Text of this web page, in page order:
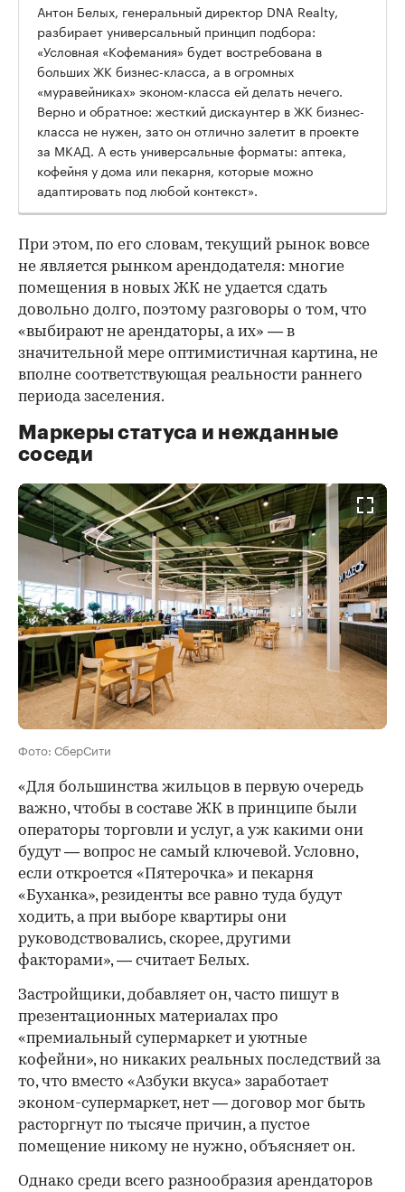
Антон Белых, генеральный директор DNA Realty,
разбирает универсальный принцип подбора:
«Условная «Кофемания» будет востребована в
больших ЖК бизнес-класса, а в огромных
«муравейниках» эконом-класса ей делать нечего.
Верно и обратное: жесткий дискаунтер в ЖК бизнес-
класса не нужен, зато он отлично залетит в проекте
за МКАД. А есть универсальные форматы: аптека,
кофейня у дома или пекарня, которые можно
адаптировать под любой контекст».
При этом, по его словам, текущий рынок вовсе
не является рынком арендодателя: многие
помещения в новых ЖК не удается сдать
довольно долго, поэтому разговоры о том, что
«выбирают не арендаторы, а их» — в
значительной мере оптимистичная картина, не
вполне соответствующая реальности раннего
периода заселения.
Маркеры статуса и нежданные
соседи
Фото: СберСити
«Для большинства жильцов в первую очередь
важно, чтобы в составе ЖК в принципе были
операторы торговли и услуг, а уж какими они
будут — вопрос не самый ключевой. Условно,
если откроется «Пятерочка» и пекарня
«Буханка», резиденты все равно туда будут
ходить, а при выборе квартиры они
руководствовались, скорее, другими
факторами», — считает Белых.
Застройщики, добавляет он, часто пишут в
презентационных материалах про
«премиальный супермаркет и уютные
кофейни», но никаких реальных последствий за
то, что вместо «Азбуки вкуса» заработает
эконом-супермаркет, нет — договор мог быть
расторгнут по тысяче причин, а пустое
помещение никому не нужно, объясняет он.
Однако среди всего разнообразия арендаторов